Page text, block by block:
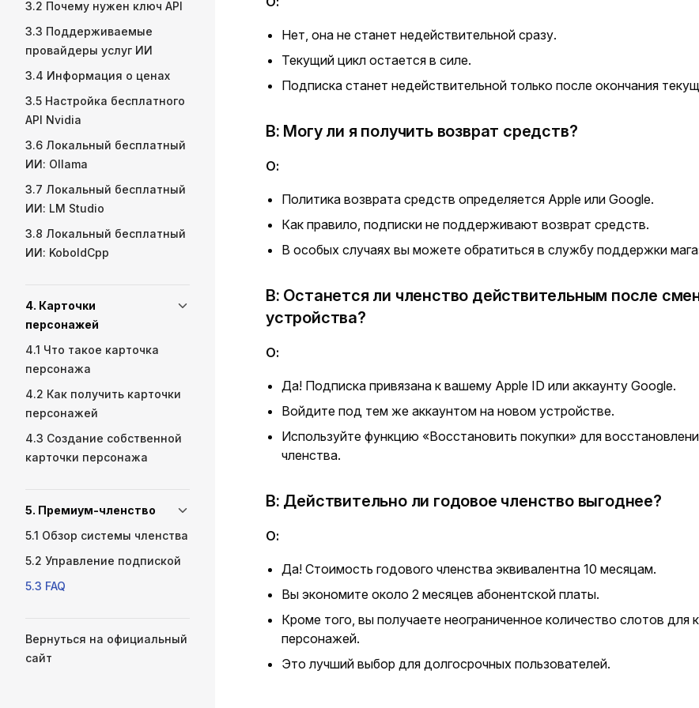
3.2 Почему нужен ключ API
3.3 Поддерживаемые
провайдеры услуг ИИ
3.4 Информация о ценах
3.5 Настройка бесплатного
API Nvidia
3.6 Локальный бесплатный
ИИ: Ollama
3.7 Локальный бесплатный
ИИ: LM Studio
3.8 Локальный бесплатный
ИИ: KoboldCpp
4. Карточки
персонажей
4.1 Что такое карточка
персонажа
4.2 Как получить карточки
персонажей
4.3 Создание собственной
карточки персонажа
5. Премиум-членство
5.1 Обзор системы членства
5.2 Управление подпиской
5.3 FAQ
Вернуться на официальный
сайт
Нет, она не станет недействительной сразу.
Текущий цикл остается в силе.
Подписка станет недействительной только после окончания
В: Могу ли я получить возврат средств?
О:
Политика возврата средств определяется Apple или Google.
Как правило, подписки не поддерживают возврат средств.
В особых случаях вы можете обратиться в службу поддержки
В: Останется ли членство действительным после
устройства?
О:
Да! Подписка привязана к вашему Apple ID или аккаунту Google.
Войдите под тем же аккаунтом на новом устройстве.
Используйте функцию «Восстановить покупки» для
членства.
В: Действительно ли годовое членство выгоднее?
О:
Да! Стоимость годового членства эквивалентна 10 месяцам.
Вы экономите около 2 месяцев абонентской платы.
Кроме того, вы получаете неограниченное количество слотов для
персонажей.
Это лучший выбор для долгосрочных пользователей.